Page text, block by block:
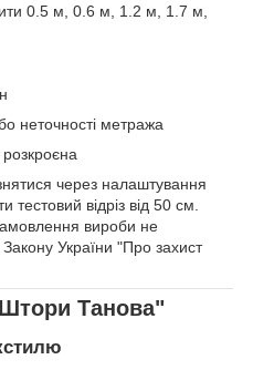
0.5 м, 0.6 м, 1.2 м, 1.7 м,
неточності метража
через налаштування
відріз від 50 см.
вироби не
України "Про захист
Танова"